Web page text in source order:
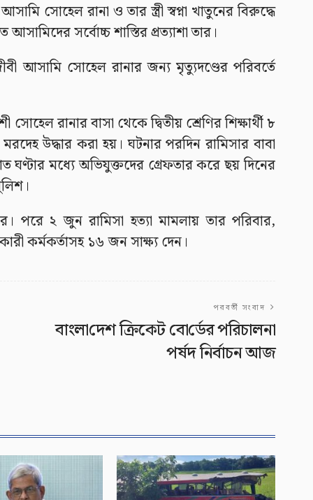
সোহেল রানা ও তার স্ত্রী স্বপ্না খাতুনের বিরুদ্ধে
সর্বোচ্চ শাস্তির প্রত্যাশা তার।
আসামি সোহেল রানার জন্য মৃত্যুদণ্ডের পরিবর্তে
রানার বাসা থেকে দ্বিতীয় শ্রেণির শিক্ষার্থী ৮
উদ্ধার করা হয়। ঘটনার পরদিন রামিসার বাবা
ঘণ্টার মধ্যে অভিযুক্তদের গ্রেফতার করে ছয় দিনের
২ জুন রামিসা হত্যা মামলায় তার পরিবার,
কর্মকর্তাসহ ১৬ জন সাক্ষ্য দেন।
পরবর্তী সংবাদ
বাংলা‌দেশ ক্রিকেট বো‌র্ডের প‌রিচালনা
পর্ষদ নির্বাচন আজ